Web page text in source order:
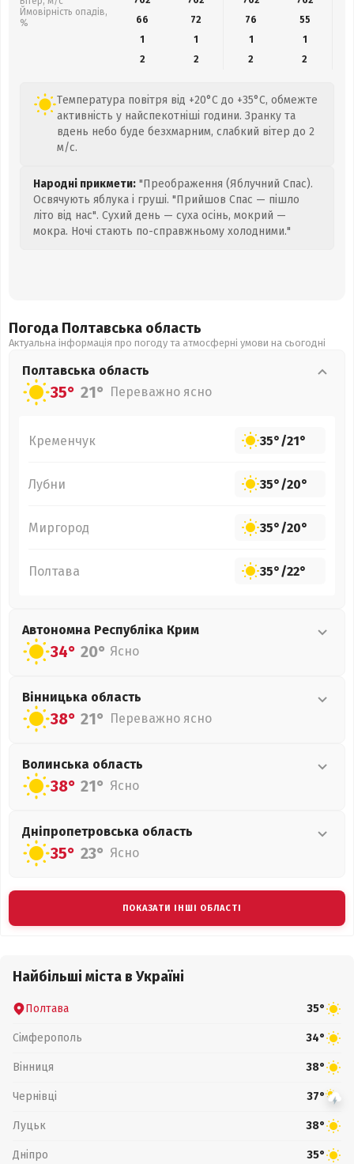
Ймовірність опадів,
%
66
72 76 55
1
1 1
1
2
2 2 2
Температура повітря від +20°C до +35°C, обмежте
активність у найспекотніші години. Зранку та
вдень небо буде безхмарним, слабкий вітер до 2
м/с.
Народні прикмети: "Преображення (Яблучний Спас).
Освячують яблука і груші. "Прийшов Спас — пішло
літо від нас". Сухий день — суха осінь, мокрий —
мокра. Ночі стають по-справжньому холодними."
Погода Полтавська область
Актуальна інформація про погоду та атмосферні умови на сьогодні
Полтавська область
35° 21° Переважно ясно
Кременчук 35°/21°
Лубни 35°/20°
Миргород 35°/20°
Полтава 35°/22°
Автономна Республіка Крим
34° 20° Ясно
Вінницька область
38° 21° Переважно ясно
Волинська область
38° 21° Ясно
Дніпропетровська область
35° 23° Ясно
ПОКАЗАТИ ІНШІ ОБЛАСТІ
Найбільші міста в Україні
Полтава 35°
Сімферополь 34°
Вінниця 38°
Чернівці 37°
Луцьк 38°
Дніпро 35°